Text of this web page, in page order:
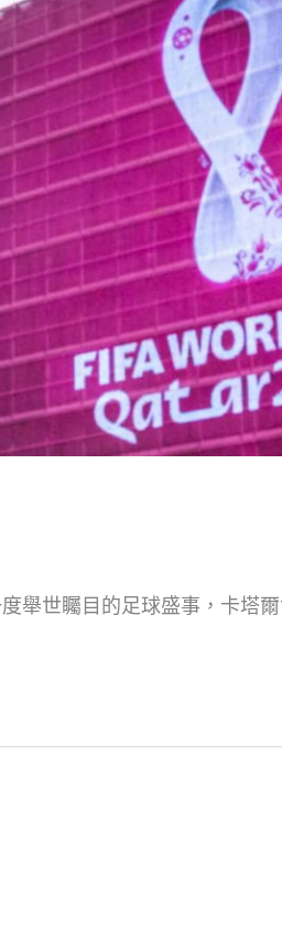
舉世矚目的足球盛事，卡塔